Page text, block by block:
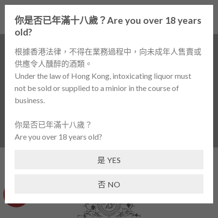
Skip
content
Alpha Domus The Pilot Leonarda Late
Harvest 2014
首頁 / 酒類產品 / WINES
你是否已年滿十八歲？Are you over 18 years
old?
根據香港法律，不得在業務過程中，向未成年人售賣或
供應令人醺醉的酒類。
Under the law of Hong Kong, intoxicating liquor must
not be sold or supplied to a minior in the course of
business.
你是否已年滿十八歲？
Are you over 18 years old?
是 YES
否 NO